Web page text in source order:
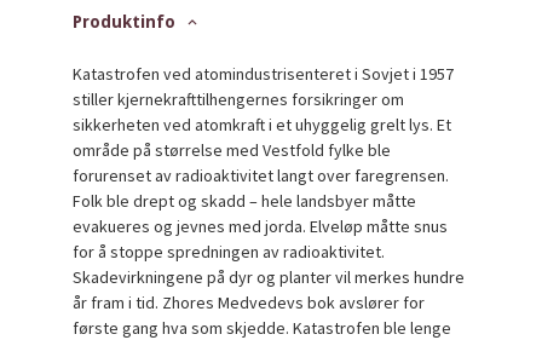
Produktinfo
Katastrofen ved atomindustrisenteret i Sovjet i 1957
stiller kjernekrafttilhengernes forsikringer om
sikkerheten ved atomkraft i et uhyggelig grelt lys. Et
område på størrelse med Vestfold fylke ble
forurenset av radioaktivitet langt over faregrensen.
Folk ble drept og skadd – hele landsbyer måtte
evakueres og jevnes med jorda. Elveløp måtte snus
for å stoppe spredningen av radioaktivitet.
Skadevirkningene på dyr og planter vil merkes hundre
år fram i tid. Zhores Medvedevs bok avslører for
første gang hva som skjedde. Katastrofen ble lenge